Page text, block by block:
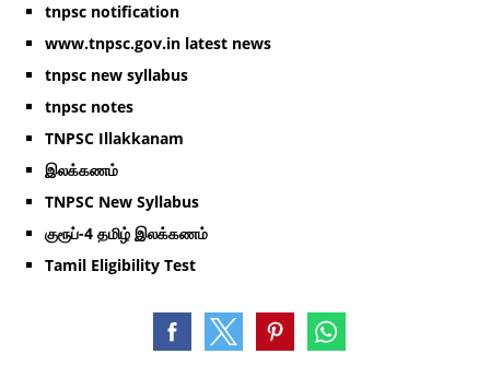
tnpsc notification
www.tnpsc.gov.in latest news
tnpsc new syllabus
tnpsc notes
TNPSC Illakkanam
இலக்கணம்
TNPSC New Syllabus
குரூப்-4 தமிழ் இலக்கணம்
Tamil Eligibility Test